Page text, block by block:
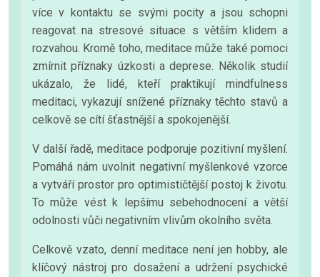
více v kontaktu se svými pocity a jsou schopni
reagovat na stresové situace s větším klidem a
rozvahou. Kromě toho, meditace může také pomoci
zmírnit příznaky úzkosti a deprese. Několik studií
ukázalo, že lidé, kteří praktikují mindfulness
meditaci, vykazují snížené příznaky těchto stavů a
celkově se cítí šťastnější a spokojenější.
V další řadě, meditace podporuje pozitivní myšlení.
Pomáhá nám uvolnit negativní myšlenkové vzorce
a vytváří prostor pro optimističtější postoj k životu.
To může vést k lepšímu sebehodnocení a větší
odolnosti vůči negativním vlivům okolního světa.
Celkově vzato, denní meditace není jen hobby, ale
klíčový nástroj pro dosažení a udržení psychické